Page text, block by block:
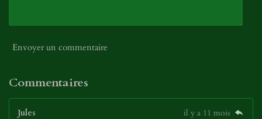
Envoyer un commentaire
Commentaires
Jules
il y a 11 mois